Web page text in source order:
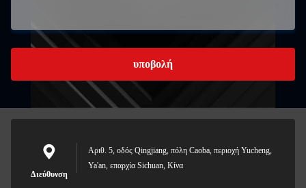
υποβολή
Διεύθυνση
Αριθ. 5, οδός Qingjiang, πόλη Caoba, περιοχή Yucheng,
Ya'an, επαρχία Sichuan, Κίνα